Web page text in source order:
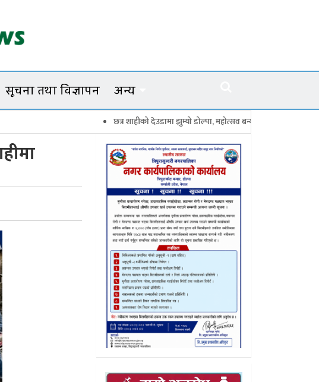
सूचना तथा विज्ञापन अन्य
छत्र शाहीको देउडामा झुम्यो डोल्पा, महोत्सव बन्यो कर्णालीको सांगीतिक उत्सव